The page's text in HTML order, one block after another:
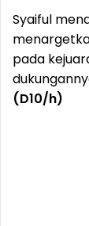
Syaiful
pada
(D10/h)